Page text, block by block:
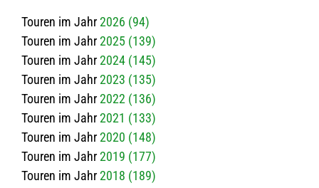
Touren im Jahr2026 (94)
Touren im Jahr2025 (139)
Touren im Jahr2024 (145)
Touren im Jahr2023 (135)
Touren im Jahr2022 (136)
Touren im Jahr2021 (133)
Touren im Jahr2020 (148)
Touren im Jahr2019 (177)
Touren im Jahr2018 (189)